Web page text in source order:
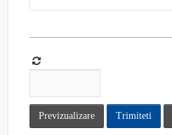
Previzualizare Trimiteti